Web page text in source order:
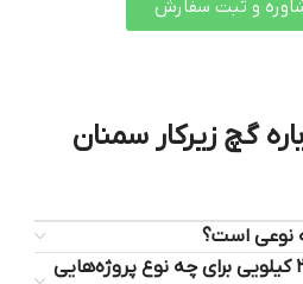
و ثبت سفارش
گچ زیرکار سمنان
2. گچ زیرکار سمنان جم ۲۵ کیلویی برای چه نوع پروژه‌هایی